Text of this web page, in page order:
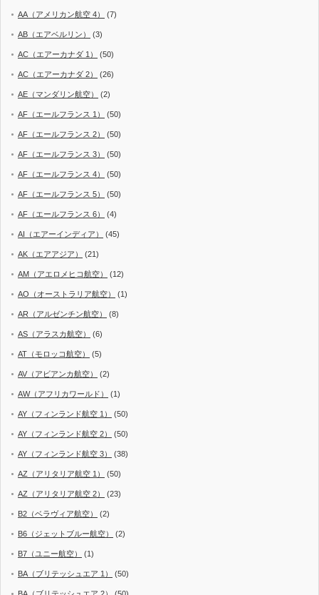
AA（アメリカン航空 4） (7)
AB（エアベルリン） (3)
AC（エアーカナダ 1） (50)
AC（エアーカナダ 2） (26)
AE（マンダリン航空） (2)
AF（エールフランス 1） (50)
AF（エールフランス 2） (50)
AF（エールフランス 3） (50)
AF（エールフランス 4） (50)
AF（エールフランス 5） (50)
AF（エールフランス 6） (4)
AI（エアーインディア） (45)
AK（エアアジア） (21)
AM（アエロメヒコ航空） (12)
AO（オーストラリア航空） (1)
AR（アルゼンチン航空） (8)
AS（アラスカ航空） (6)
AT（モロッコ航空） (5)
AV（アビアンカ航空） (2)
AW（アフリカワールド） (1)
AY（フィンランド航空 1） (50)
AY（フィンランド航空 2） (50)
AY（フィンランド航空 3） (38)
AZ（アリタリア航空 1） (50)
AZ（アリタリア航空 2） (23)
B2（ベラヴィア航空） (2)
B6（ジェットブルー航空） (2)
B7（ユニー航空） (1)
BA（ブリテッシュエア 1） (50)